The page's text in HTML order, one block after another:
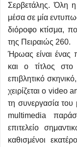
Σερβετάλης. Όλη
μέσα σε μία
διόροφο κτίσμα,
της Πειραιώς 260.
Ήρωας είναι ένας
και ο τίτλος στο
επιβλητικό
χειρίζεται ο
τη συνεργασία
multimedia
επιτελείο
καθισμένοι